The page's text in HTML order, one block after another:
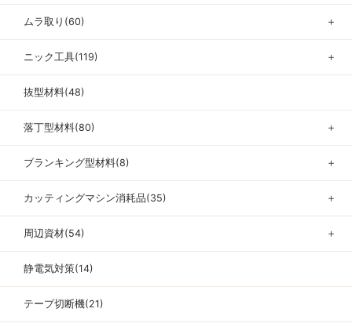
ムラ取り(60) ＋
ニック工具(119) ＋
抜型材料(48)
落丁型材料(80) ＋
ブランキング型材料(8) ＋
カッティングマシン消耗品(35) ＋
周辺資材(54) ＋
静電気対策(14)
テープ切断機(21)